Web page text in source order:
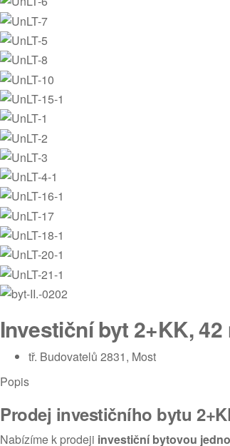
Investiční byt 2+KK, 42
tř. Budovatelů 2831, Most
Popis
Prodej investičního bytu
Nabízíme k prodeji investiční bytovou